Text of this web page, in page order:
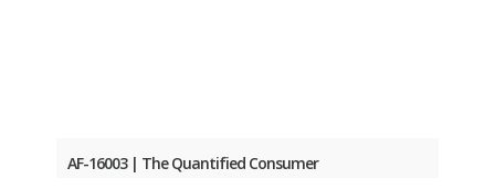
AF-16003 | The Quantified Consumer